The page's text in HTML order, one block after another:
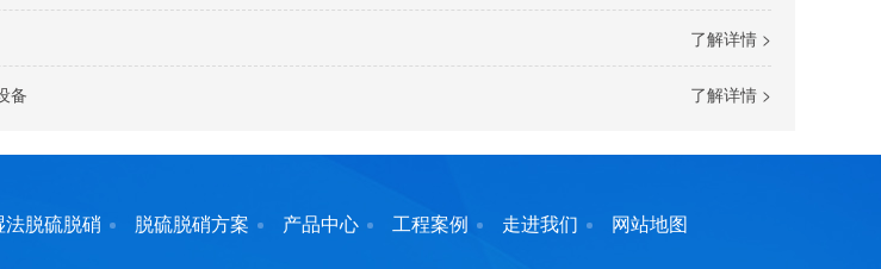
了解详情 >
了解详情 >
备
法脱硫脱硝 脱硫脱硝方案 产品中心 工程案例 走进我们 网站地图